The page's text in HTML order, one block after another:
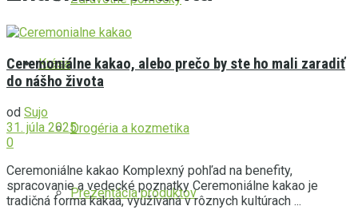
Krása
Drogéria a kozmetika
Prezentácia produktov
Ceremoniálne kakao, alebo prečo by ste ho mali zaradiť
do nášho života
od Sujo
31. júla 2025
0
Ceremoniálne kakao Komplexný pohľad na benefity,
spracovanie a vedecké poznatky Ceremoniálne kakao je
tradičná forma kakaa, využívaná v rôznych kultúrach ...